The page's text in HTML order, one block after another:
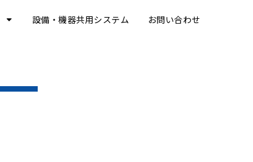
設備・機器共用システム お問い合わせ